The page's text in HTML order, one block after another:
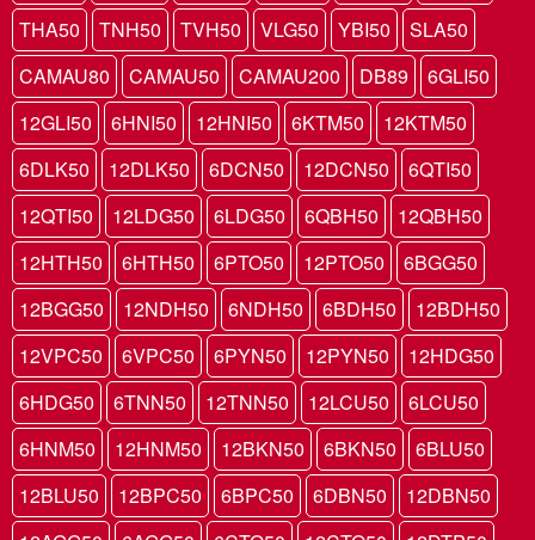
THA50
TNH50 TVH50 VLG50 YBI50
SLA50
CAMAU80
CAMAU50 CAMAU200 DB89
6GLI50
12GLI50
6HNI50 12HNI50 6KTM50
12KTM50
6DLK50
12DLK50 6DCN50 12DCN50
6QTI50
12QTI50
12LDG50 6LDG50 6QBH50
12QBH50
12HTH50
6HTH50 6PTO50 12PTO50
6BGG50
12BGG50
12NDH50 6NDH50 6BDH50
12BDH50
12VPC50
6VPC50 6PYN50 12PYN50
12HDG50
6HDG50
6TNN50 12TNN50 12LCU50
6LCU50
6HNM50
12HNM50 12BKN50 6BKN50
6BLU50
12BLU50
12BPC50 6BPC50 6DBN50
12DBN50